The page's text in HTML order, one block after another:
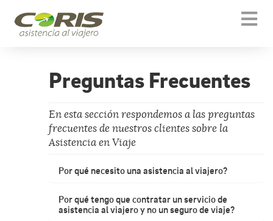
Preguntas Frecuentes
En esta sección respondemos a las preguntas
frecuentes de nuestros clientes sobre la
Asistencia en Viaje
Por qué necesito una asistencia al viajero?
Por qué tengo que contratar un servicio de
asistencia al viajero y no un seguro de viaje?